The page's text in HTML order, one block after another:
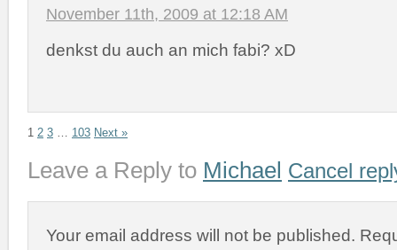
November 11th, 2009 at 12:18 AM
denkst du auch an mich fabi? xD
1 2 3 103 Next »
Leave a Reply to Michael Cancel
Your email address will not be published.